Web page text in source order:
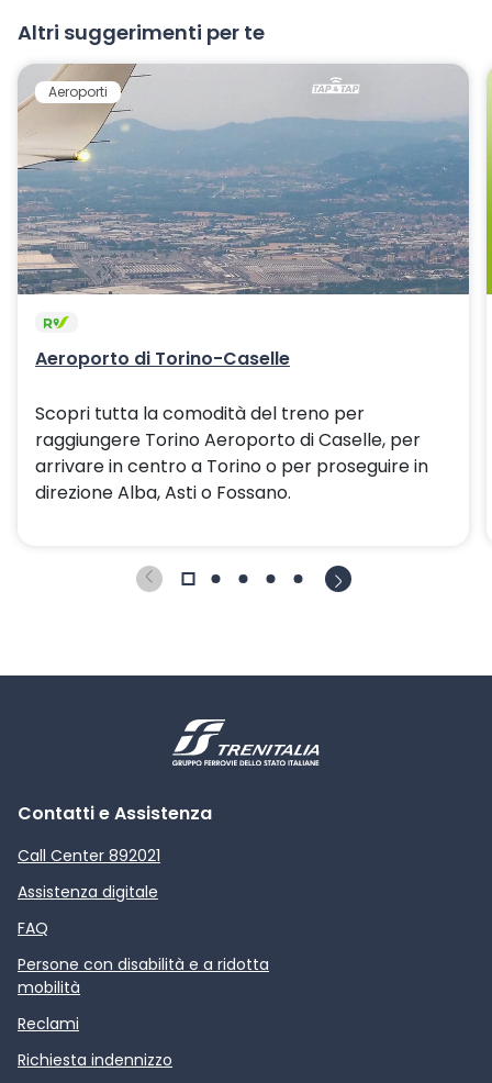
Altri suggerimenti per te
Aeroporti
Aeroporto di Torino-Caselle
Scopri tutta la comodità del treno per
raggiungere Torino Aeroporto di Caselle, per
arrivare in centro a Torino o per proseguire in
direzione Alba, Asti o Fossano.
Contatti e Assistenza
Call Center 892021
Assistenza digitale
FAQ
Persone con disabilità e a ridotta
mobilità
Reclami
Richiesta indennizzo